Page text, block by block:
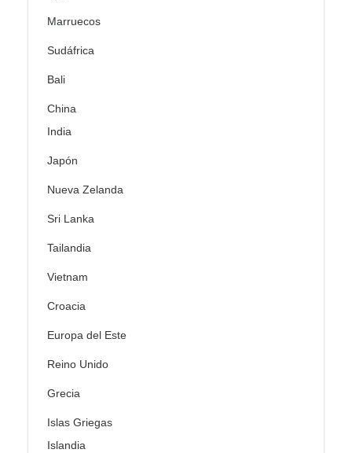
Marruecos
Sudáfrica
Bali
China
India
Japón
Nueva Zelanda
Sri Lanka
Tailandia
Vietnam
Croacia
Europa del Este
Reino Unido
Grecia
Islas Griegas
Islandia